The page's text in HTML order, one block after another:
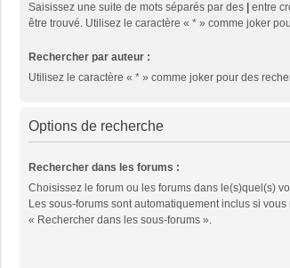
Saisissez une suite de mots séparés par des
entre
être trouvé. Utilisez le caractère « * » comme joker
Rechercher par auteur :
Utilisez le caractère « * » comme joker pour des
Options de recherche
Rechercher dans les forums :
Choisissez le forum ou les forums dans le(s)quel(s)
Les sous-forums sont automatiquement inclus si
« Rechercher dans les sous-forums ».